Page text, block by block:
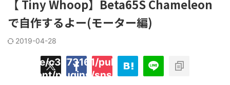
【 Tiny Whoop】Beta65S Chameleon
で自作するよー(モーター編)
2019-04-28
/home/c3773161/public_html/
content/plugins/sns-count-cache/sns-